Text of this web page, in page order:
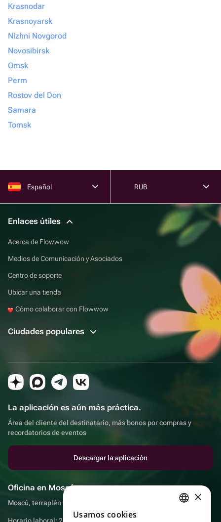
Krasnodar
Krasnoyarsk
Nizhni Novgorod
Novosibirsk
Omsk
Perm
Rostov del Don
Samara
Tomsk
Español RUB
Enlaces útiles
Acerca de Flowwow
Medios de Comunicación y Asociados
Centro de soporte
Ubicar una tienda
Cómo colaborar con Flowwow
Ciudades populares
La aplicación es aún más práctica.
Área del cliente del destinatario, más bonos por compras y
recordatorios de eventos
Descargar la aplicación
Oficina en Moscú
Moscú, terraplén Sadovnicheskaya, 9, sala 2/3
Horario laboral: 24 horas
×
Usamos cookies